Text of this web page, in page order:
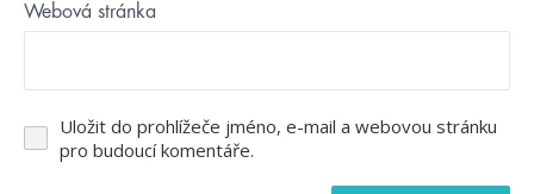
Webová stránka
Uložit do prohlížeče jméno, e-mail a webovou stránku
pro budoucí komentáře.